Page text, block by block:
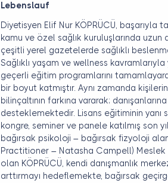
Lebenslauf
Diyetisyen Elif Nur KÖPRÜCÜ, başarıyla
kamu ve özel sağlık kuruluşlarında
çeşitli yerel gazetelerde sağlıklı
Sağlıklı yaşam ve wellness
geçerli eğitim programlarını
bir boyut katmıştır. Aynı zamanda
bilinçaltının farkına vararak;
desteklemektedir. Lisans eğitiminin yanı
kongre, seminer ve panele katılmış son
bağırsak psikoloji – bağırsak fizyoloji
Practitioner – Natasha Campell) Meslek
olan KÖPRÜCÜ, kendi danışmanlık
arttırmayı hedeflemekte, bağırsak